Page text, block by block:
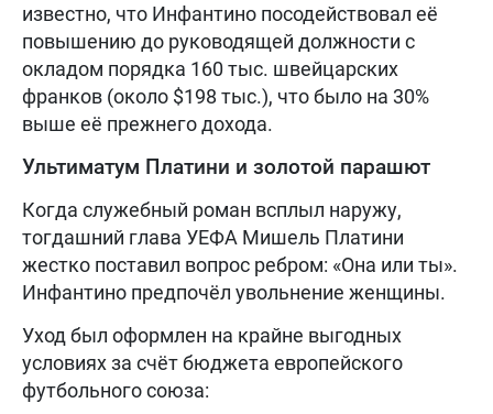
известно, что Инфантино посодействовал её
повышению до руководящей должности с
окладом порядка 160 тыс. швейцарских
франков (около $198 тыс.), что было на 30%
выше её прежнего дохода.
Ультиматум Платини и золотой парашют
Когда служебный роман всплыл наружу,
тогдашний глава УЕФА Мишель Платини
жестко поставил вопрос ребром: «Она или ты».
Инфантино предпочёл увольнение женщины.
Уход был оформлен на крайне выгодных
условиях за счёт бюджета европейского
футбольного союза: